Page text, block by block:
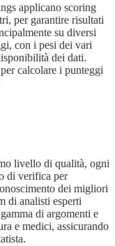
applicano scoring
per garantire risultati
su diversi
con i pesi dei vari
dei dati.
calcolare i punteggi
livello di qualità, ogni
di verifica per
dei migliori
di analisti esperti
di argomenti e
e medici, assicurando